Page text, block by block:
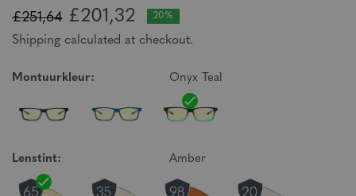
£251,64 £201,32 20%
Shipping calculated at checkout.
Montuurkleur: Onyx Teal
Lenstint: Amber